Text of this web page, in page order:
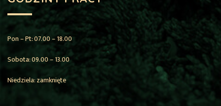
Pon – Pt: 07.00 – 18.00
Sobota: 09.00 – 13.00
Niedziela: zamknięte